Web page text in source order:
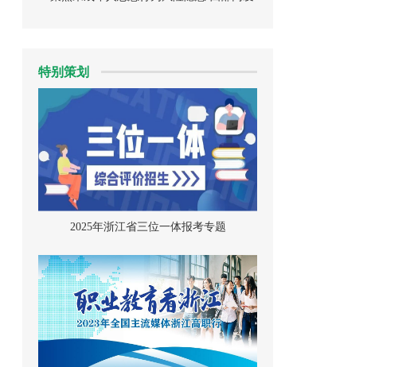
特别策划
2025年浙江省三位一体报考专题